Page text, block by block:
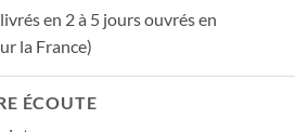
en 2 à 5 jours ouvrés en
la France)
ÉCOUTE